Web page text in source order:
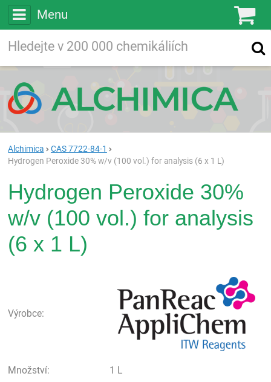
Menu
Vyhledávání
Alchimica
CAS 7722-84-1
Hydrogen Peroxide 30% w/v (100 vol.) for analysis (6 x 1 L)
Hydrogen Peroxide 30%
w/v (100 vol.) for analysis
(6 x 1 L)
Výrobce:
Množství:
1 L